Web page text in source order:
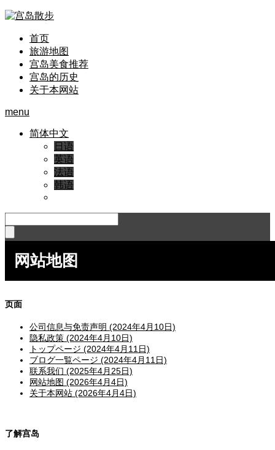
首页
旅游地图
宫岛美食推荐
宫岛的历史
关于本网站
menu
简体中文
日语
英语
法语
韩语
网站地图
页面
公司信息与免责声明 (2024年4月10日)
隐私政策 (2024年4月10日)
トップページ (2024年4月11日)
ブログ一覧ページ (2024年4月11日)
联系我们 (2025年4月25日)
网站地图 (2026年4月4日)
关于本网站 (2026年4月4日)
了解宫岛